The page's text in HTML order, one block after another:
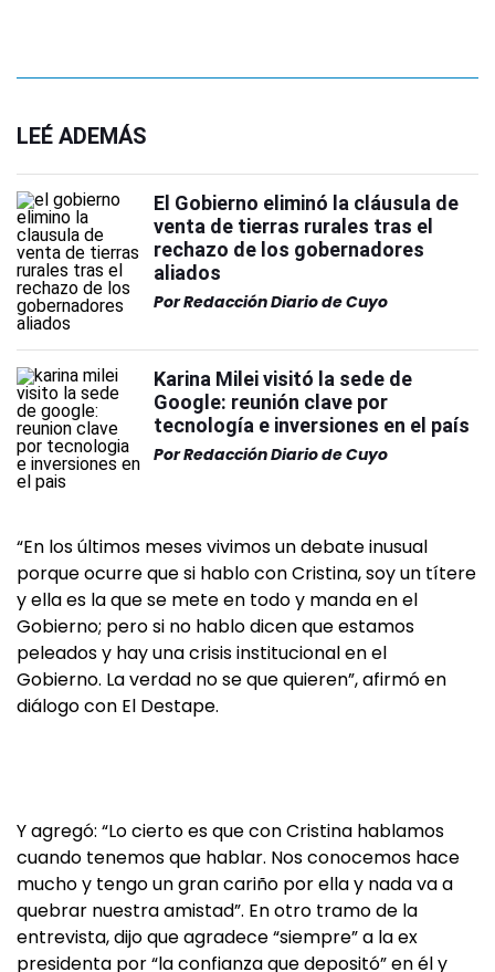
LEÉ ADEMÁS
El Gobierno eliminó la cláusula de
venta de tierras rurales tras el
rechazo de los gobernadores
aliados
PorRedacción Diario de Cuyo
Karina Milei visitó la sede de
Google: reunión clave por
tecnología e inversiones en el país
PorRedacción Diario de Cuyo
“En los últimos meses vivimos un debate inusual
porque ocurre que si hablo con Cristina, soy un títere
y ella es la que se mete en todo y manda en el
Gobierno; pero si no hablo dicen que estamos
peleados y hay una crisis institucional en el
Gobierno. La verdad no se que quieren”, afirmó en
diálogo con El Destape.
Y agregó: “Lo cierto es que con Cristina hablamos
cuando tenemos que hablar. Nos conocemos hace
mucho y tengo un gran cariño por ella y nada va a
quebrar nuestra amistad”. En otro tramo de la
entrevista, dijo que agradece “siempre” a la ex
presidenta por “la confianza que depositó” en él y